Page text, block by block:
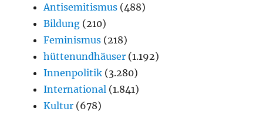
Antisemitismus (488)
Bildung (210)
Feminismus (218)
hüttenundhäuser (1.192)
Innenpolitik (3.280)
International (1.841)
Kultur (678)